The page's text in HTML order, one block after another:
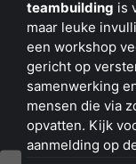
teambuilding is
maar leuke
een workshop
gericht op
samenwerking
mensen die via
opvatten. Kijk
aanmelding op